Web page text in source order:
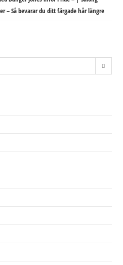
– Så bevarar du ditt färgade hår längre